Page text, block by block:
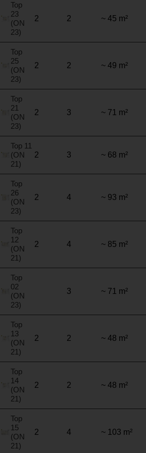
Top
23
(ON
23)
2 2 ~ 45 m²
Top
25
(ON
23)
2 2 ~ 49 m²
Top
21
(ON
23)
2 3 ~ 71 m²
Top 11
(ON
21)
2 3 ~ 68 m²
Top
26
(ON
23)
2 4 ~ 93 m²
Top
12
(ON
21)
2 4 ~ 85 m²
Top
02
(ON
23)
3 ~ 71 m²
Top
13
(ON
21)
2 2 ~ 48 m²
Top
14
(ON
21)
2 2 ~ 48 m²
Top
15
(ON
21)
2 4 ~ 103 m²